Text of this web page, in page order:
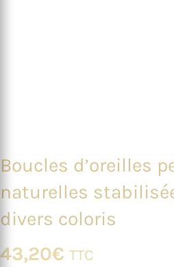
Boucles d’oreilles
naturelles
divers coloris
43,20€ TTC